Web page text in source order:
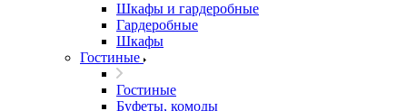
Шкафы и гардеробные
Гардеробные
Шкафы
Гостиные
Гостиные
Буфеты, комоды